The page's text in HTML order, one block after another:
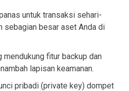
untuk transaksi sehari-
sebagian besar aset Anda di
mendukung fitur backup dan
lapisan keamanan.
pribadi (private key) dompet